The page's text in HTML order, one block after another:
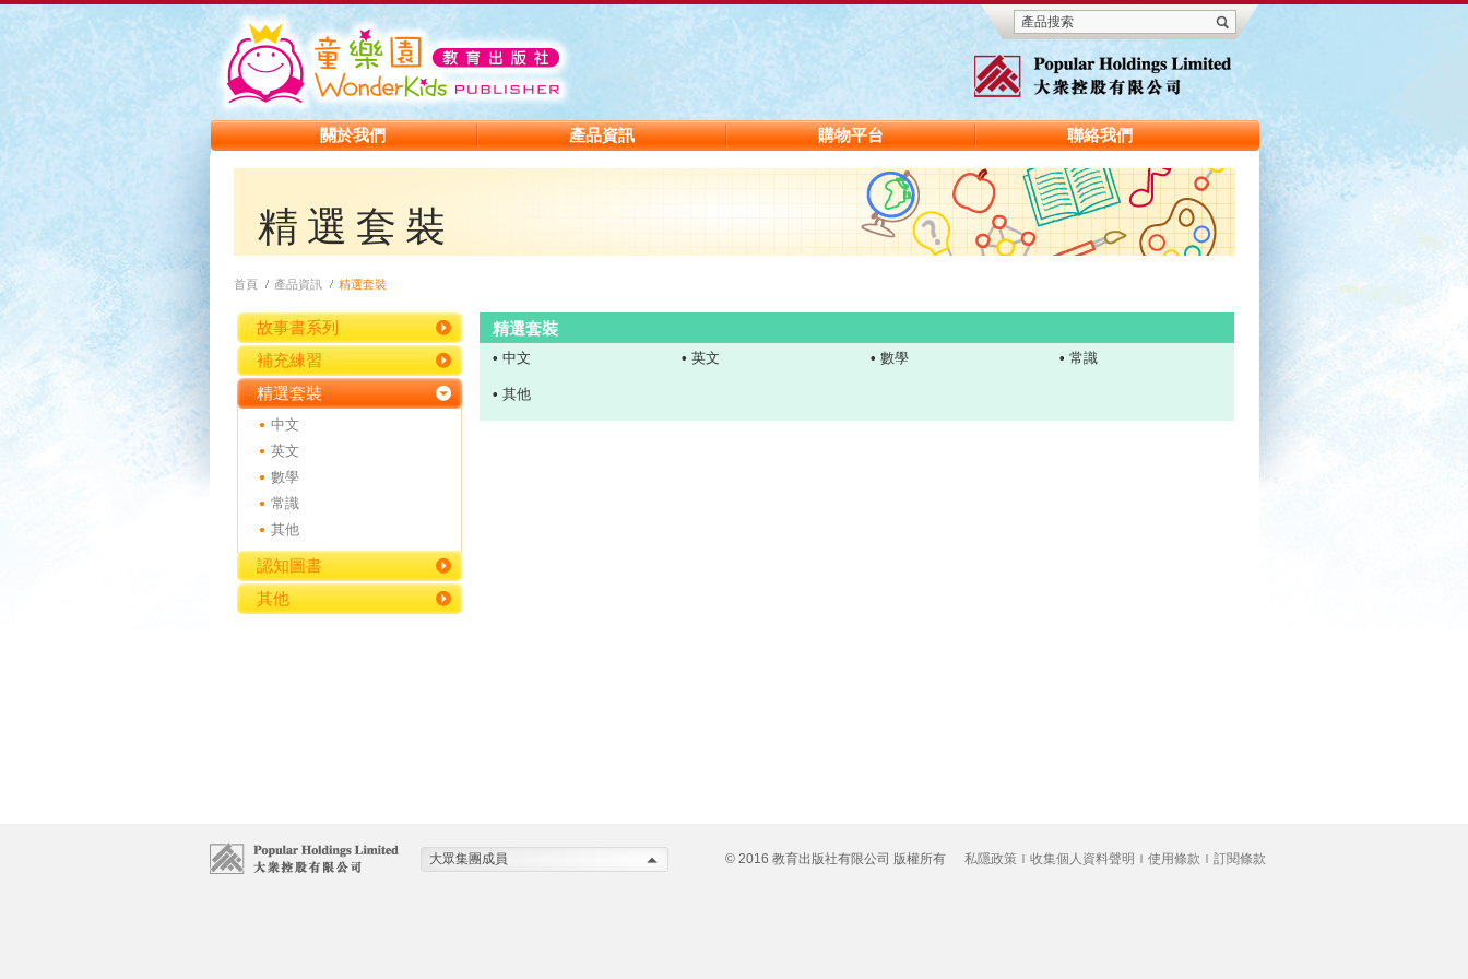
關於我們 產品資訊 購物平台 聯絡我們
精選套裝
首頁 產品資訊 精選套裝
故事書系列
補充練習
精選套裝
中文
英文
數學
常識
其他
認知圖書
其他
精選套裝
• 中文
• 其他
• 英文 • 數學 • 常識
大眾集團成員 © 2016 教育出版社有限公司 版權所有 私隱政策 收集個人資料聲明 使用條款 訂閱條款